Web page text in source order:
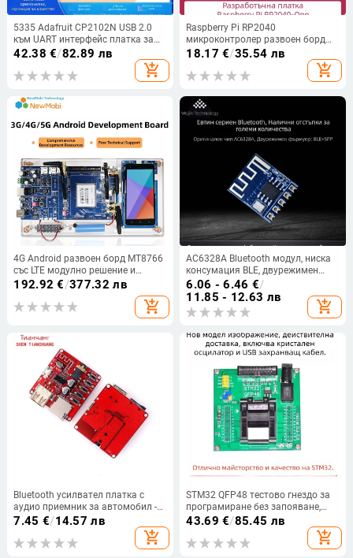
5335 Adafruit CP2102N USB 2.0
към UART интерфейс платка за
оценка
42.38 €/82.89 лв
add_shopping_cart
Raspberry Pi RP2040
микроконтролер развоен борд
RP2040-One двуядрен процесор
18.17 €/35.54 лв
add_shopping_cart
4G Android развоен борд MT8766
със LTE модулно решение и
изходен код на SDK
192.92 €/377.32 лв
add_shopping_cart
AC6328A Bluetooth модул, ниска
консумация BLE, двурежимен
прозрачен пренос, Master-Slave
интегриран, ниска цена
6.06 - 6.46 €/
11.85 - 12.63 лв
add_shopping_cart
Bluetooth усилвател платка с
аудио приемник за автомобил -
DIY платка за MP3
7.45 €/14.57 лв
add_shopping_cart
STM32 QFP48 тестово гнездо за
програмиране без запояване,
поддържа F103/F0/F4/L0
43.69 €/85.45 лв
add_shopping_cart